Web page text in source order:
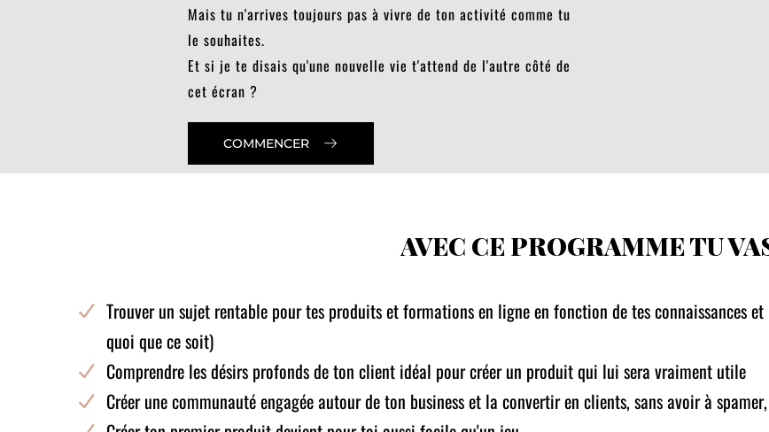
Mais tu n'arrives toujours pas à vivre de ton activité comme tu
le souhaites.
Et si je te disais qu'une nouvelle vie t'attend de l'autre côté de
cet écran ?
COMMENCER
AVEC CE PROGRAMME TU
Trouver un sujet rentable pour tes produits et formations en ligne en fonction de tes connaissances
quoi que ce soit)
Comprendre les désirs profonds de ton client idéal pour créer un produit qui lui sera vraiment utile
Créer une communauté engagée autour de ton business et la convertir en clients, sans avoir à